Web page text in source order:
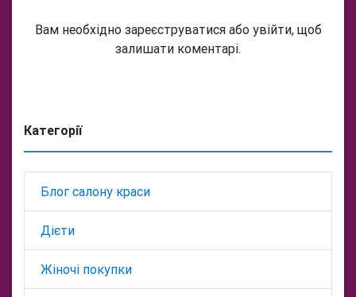
Вам необхідно зареєструватися або увійти, щоб
залишати коментарі.
Категорії
Блог салону краси
Дієти
Жіночі покупки